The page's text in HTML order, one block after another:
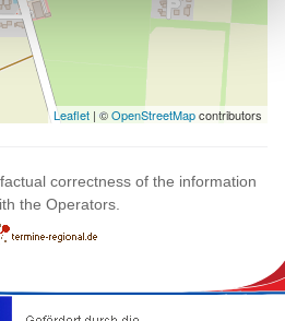
Leaflet | ©OpenStreetMapcontributors
correctness of the information
the Operators.